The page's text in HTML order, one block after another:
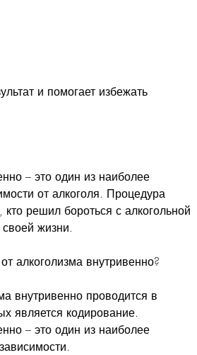
– это один из наиболее
от алкоголя. Процедура
кто решил бороться с алкогольной
жизни.
алкоголизма внутривенно?
внутривенно проводится в
является кодирование.
– это один из наиболее